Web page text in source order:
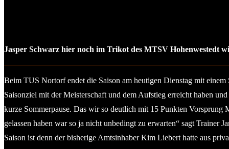
Jasper Schwarz hier noch im Trikot des MTSV Hohenwestedt
Beim TUS Nortorf endet die Saison am heutigen Dienstag mit
Saisonziel mit der Meisterschaft und dem Aufstieg erreicht haben
kurze Sommerpause. Das wir so deutlich mit 15 Punkten
gelassen haben war so ja nicht unbedingt zu erwarten“ sagt
Saison ist denn der bisherige Amtsinhaber Kim Liebert hatte aus